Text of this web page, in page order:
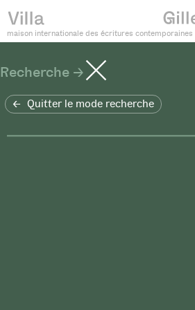
maison internationale des écritures contemporaines
Recherche
Quitter le mode recherche